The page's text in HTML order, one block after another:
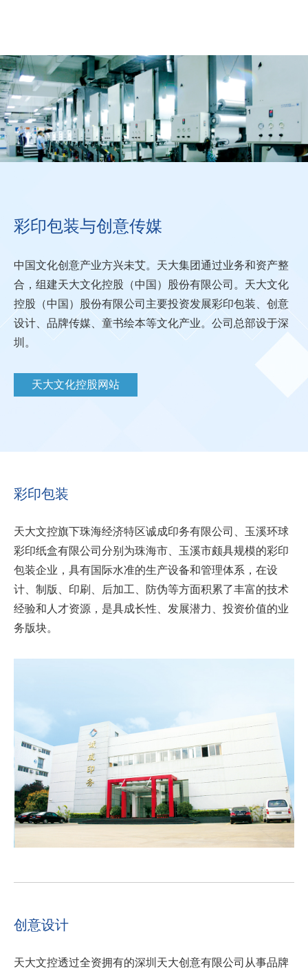
快速消费品
医药保健
彩印包装与创意传媒
金融服务
彩印包装与创意传媒
中国文化创意产业方兴未艾。天大集团通过业务和资产整
合，组建天大文化控股（中国）股份有限公司。天大文化
控股（中国）股份有限公司主要投资发展彩印包装、创意
设计、品牌传媒、童书绘本等文化产业。公司总部设于深
圳。
天大文化控股网站
彩印包装
天大文控旗下珠海经济特区诚成印务有限公司、玉溪环球
彩印纸盒有限公司分别为珠海市、玉溪市颇具规模的彩印
包装企业，具有国际水准的生产设备和管理体系，在设
计、制版、印刷、后加工、防伪等方面积累了丰富的技术
经验和人才资源，是具成长性、发展潜力、投资价值的业
务版块。
创意设计
天大文控透过全资拥有的深圳天大创意有限公司从事品牌